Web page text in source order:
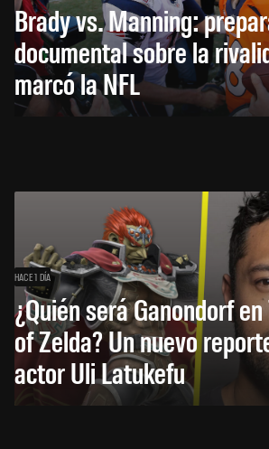
Brady vs. Manning:
documental sobre la
marcó la NFL
HACE 1 DÍA
¿Quién será Ganondorf
of Zelda? Un nuevo
actor Uli Latukefu